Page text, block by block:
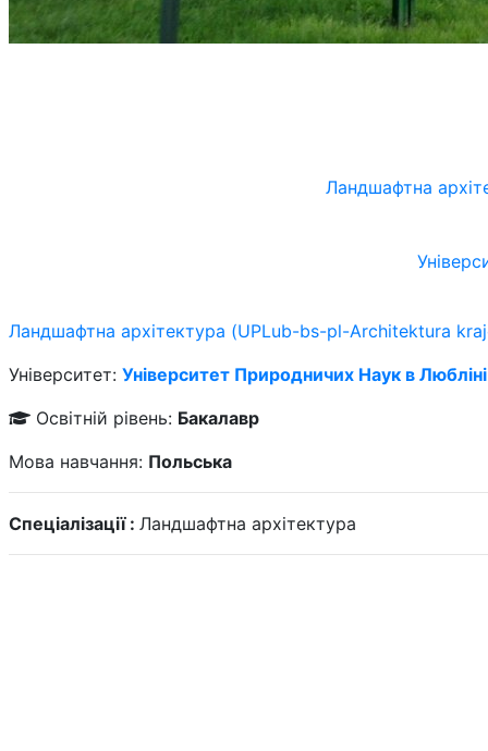
Ландшафтна
Ландшафтна архітектура (UPLub-bs-pl-Architektura
Університет: Університет Природничих Наук в Любліні
Освітній рівень: Бакалавр
Мова навчання: Польська
Спеціалізації : Ландшафтна архітектура